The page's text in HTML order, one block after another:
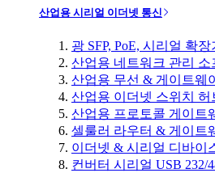
산업용 시리얼 이더넷 통신
광 SFP, PoE, 시리얼 확
산업용 네트워크 관리 소
산업용 무선 & 게이트웨이
산업용 이더넷 스위치 허
산업용 프로토콜 게이트
셀룰러 라우터 & 게이트
이더넷 & 시리얼 디바이
컨버터 시리얼 USB 232/